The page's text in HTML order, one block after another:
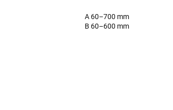
A 60–700 mm
B 60–600 mm